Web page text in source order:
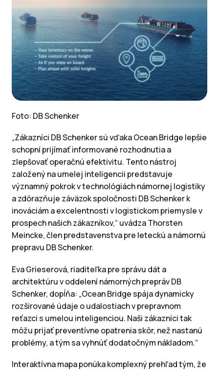
Foto: DB Schenker
„Zákazníci DB Schenker sú vďaka Ocean Bridge lepšie
schopní prijímať informované rozhodnutia a
zlepšovať operačnú efektivitu. Tento nástroj
založený na umelej inteligencii predstavuje
významný pokrok v technológiách námornej logistiky
a zdôrazňuje záväzok spoločnosti DB Schenker k
inováciám a excelentnosti v logistickom priemysle v
prospech našich zákazníkov,“ uvádza Thorsten
Meincke, člen predstavenstva pre leteckú a námornú
prepravu DB Schenker.
Eva Grieserová, riaditeľka pre správu dát a
architektúru v oddelení námorných prepráv DB
Schenker, dopĺňa: „Ocean Bridge spája dynamicky
rozširované údaje o udalostiach v prepravnom
reťazci s umelou inteligenciou. Naši zákazníci tak
môžu prijať preventívne opatrenia skôr, než nastanú
problémy, a tým sa vyhnúť dodatočným nákladom.“
Interaktívna mapa ponúka komplexný prehľad tým, že